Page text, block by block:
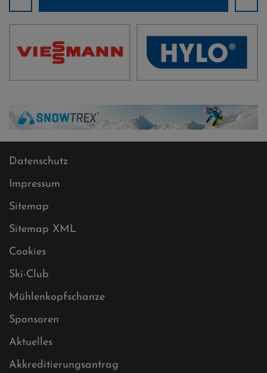
Datenschutz
Impressum
Sitemap
Sitemap XML
Cookies
Ski-Club
Mühlenkopfschanze
Sponsoren
Aktuelles